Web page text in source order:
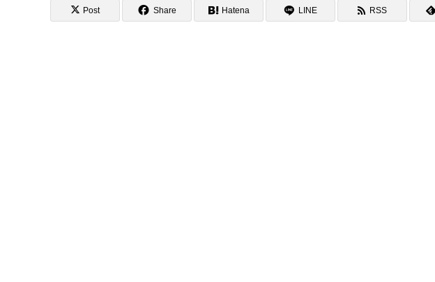
Post Share Hatena LINE RSS